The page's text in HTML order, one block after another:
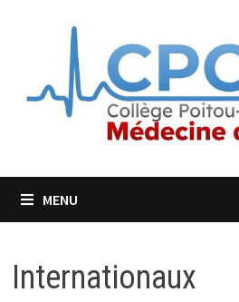
MENU
Internationaux